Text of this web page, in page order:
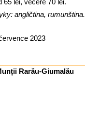
angličtina, rumunština.
2023
Rarău-Giumalău